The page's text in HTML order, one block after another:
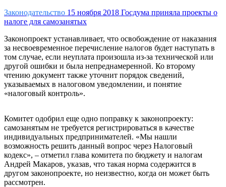
Законодательство 15 ноября 2018 Госдума приняла проекты о
налоге для самозанятых
Законопроект устанавливает, что освобождение от наказания
за несвоевременное перечисление налогов будет наступать в
том случае, если неуплата произошла из-за технической или
другой ошибки и была непреднамеренной. Ко второму
чтению документ также уточнит порядок сведений,
указываемых в налоговом уведомлении, и понятие
«налоговый контроль».
Комитет одобрил еще одно поправку к законопроекту:
самозанятым не требуется регистрироваться в качестве
индивидуальных предпринимателей. «Мы нашли
возможность решить данный вопрос через Налоговый
кодекс», – отметил глава комитета по бюджету и налогам
Андрей Макаров, указав, что такая норма содержится в
другом законопроекте, но неизвестно, когда он может быть
рассмотрен.